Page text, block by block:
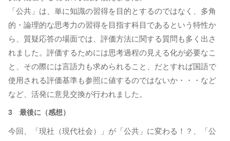
「公共」は、単に知識の習得を目的とするのではなく、多角
的・論理的な思考力の習得を目指す科目であるという特性か
ら、質疑応答の場面では、評価方法に関する質問も多く出さ
れました。評価するためには思考過程の見える化が必要なこ
と、その際には言語力も求められること、だとすれば国語で
使用される評価基準も参照に値するのではないか・・・など
など、活発に意見交換が行われました。
3 最後に（感想）
今回、「現社（現代社会）」が「公共」に変わる！？、「公